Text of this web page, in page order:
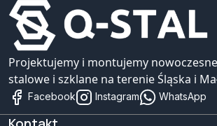
Projektujemy i montujemy
stalowe i szklane na terenie Śląska i
Facebook Instagram WhatsApp